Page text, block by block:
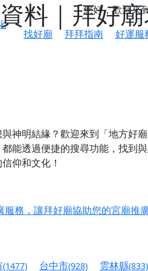
料｜拜好
您好，歡迎來
找好廟
拜拜指南 好運服
神明結緣？歡迎來到「地方好
能透過便捷的搜尋功能，找到與
仰和文化！
服務，讓拜好廟協助您的宮廟推
投 唭哩岸慈生宮】慶讚中元普
(1477) 台中市(928) 雲林縣(833)